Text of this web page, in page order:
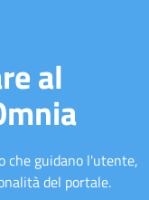
al
che guidano l'utente,
del portale.